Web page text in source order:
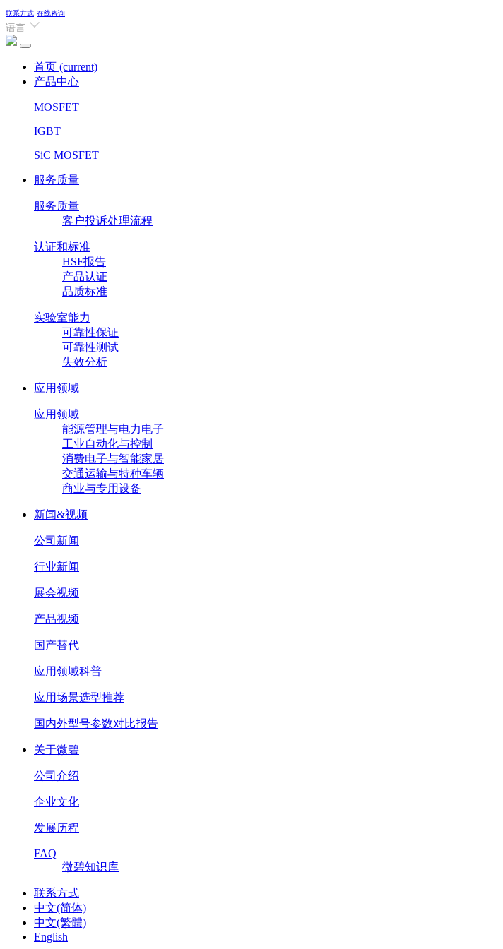
联系方式 在线咨询
语言
首页 (current)
产品中心
MOSFET
IGBT
SiC MOSFET
服务质量
服务质量
客户投诉处理流程
认证和标准
HSF报告
产品认证
品质标准
实验室能力
可靠性保证
可靠性测试
失效分析
应用领域
应用领域
能源管理与电力电子
工业自动化与控制
消费电子与智能家居
交通运输与特种车辆
商业与专用设备
新闻&视频
公司新闻
行业新闻
展会视频
产品视频
国产替代
应用领域科普
应用场景选型推荐
国内外型号参数对比报告
关于微碧
公司介绍
企业文化
发展历程
FAQ
微碧知识库
联系方式
中文(简体)
中文(繁體)
English